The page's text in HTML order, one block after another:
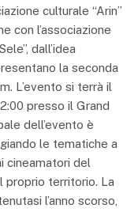
culturale “Arin”
con l’associazione
dall’idea
la seconda
L’evento si terrà il
presso il Grand
dell’evento è
le tematiche a
cineamatori del
proprio territorio. La
l’anno scorso,